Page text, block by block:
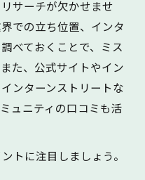
実務経験と成長の実
ンで学べる社会人
で磨く実践力とは
サーチが欠かせませ
での立ち位置、インタ
べておくことで、ミス
た、公式サイトやイン
ンターンストリートな
ュニティの口コミも活
トに注目しましょう。